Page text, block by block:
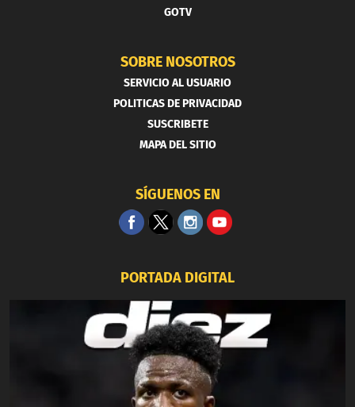
GOTV
SOBRE NOSOTROS
SERVICIO AL USUARIO
POLITICAS DE PRIVACIDAD
SUSCRIBETE
MAPA DEL SITIO
SÍGUENOS EN
PORTADA DIGITAL